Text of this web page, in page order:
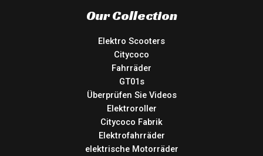
Our Collection
Elektro Scooters
Citycoco
Fahrräder
GT01s
Überprüfen Sie Videos
Elektroroller
Citycoco Fabrik
Elektrofahrräder
elektrische Motorräder